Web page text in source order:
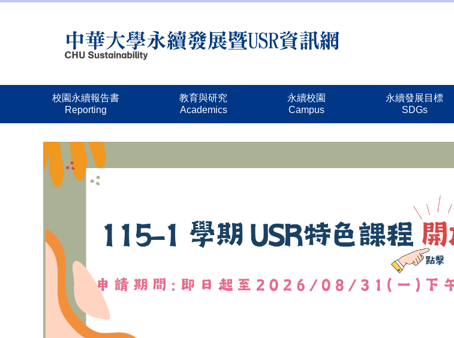
區
校園永續報告書
Reporting
教育與研究
Academics
永續校園
Campus
永續發展目標
SDGs